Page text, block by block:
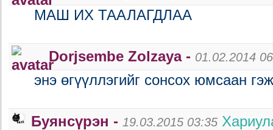
МАШ ИХ ТААЛАГДЛАА
Dorjsembe Zolzaya - 01.02.2014
энэ өгүүллэгийг сонсох юмсаан
Буянсүрэн - 19.03.2015 03:35